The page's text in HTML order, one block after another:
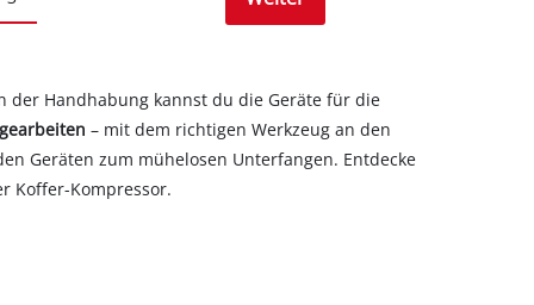
der Handhabung kannst du die Geräte für die
– mit dem richtigen Werkzeug an den
Geräten zum mühelosen Unterfangen. Entdecke
Koffer-Kompressor.